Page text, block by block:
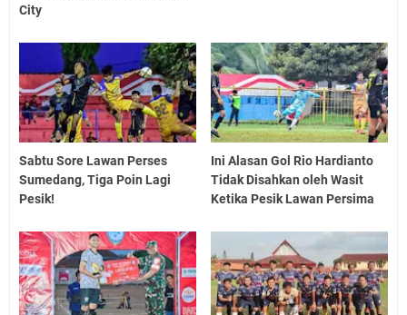
City
Sabtu Sore Lawan Perses
Sumedang, Tiga Poin Lagi
Pesik!
Ini Alasan Gol Rio Hardianto
Tidak Disahkan oleh Wasit
Ketika Pesik Lawan Persima